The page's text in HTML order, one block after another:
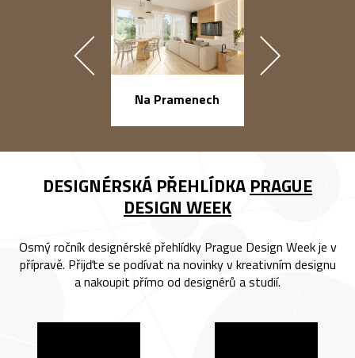
Na Pramenech
DESIGNÉRSKÁ PŘEHLÍDKA PRAGUE
DESIGN WEEK
Osmý ročník designérské přehlídky Prague Design Week je v
přípravě. Přijďte se podívat na novinky v kreativním designu
a nakoupit přímo od designérů a studií.